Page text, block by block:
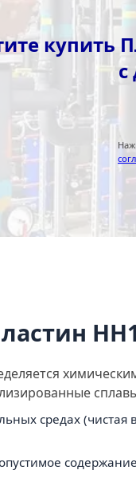
купить
с
средах